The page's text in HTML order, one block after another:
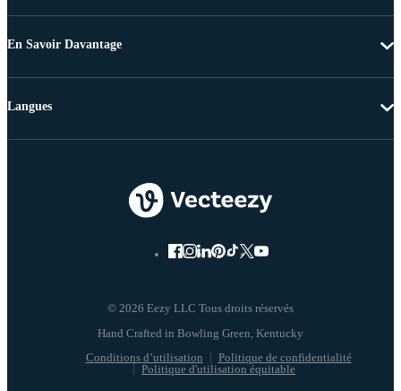
En Savoir Davantage
© 2026 Eezy LLC Tous droits réservés
Conditions d’utilisation
Politique de confidentialité
Politique d'utilisation équitable
Langues